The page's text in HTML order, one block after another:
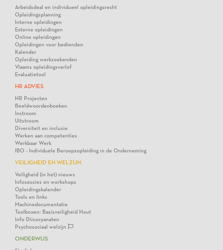
Arbeidsdeal en individueel opleidingsrecht
Opleidingsplanning
Interne opleidingen
Externe opleidingen
Online opleidingen
Opleidingen voor bedienden
Kalender
Opleiding werkzoekenden
Vlaams opleidingsverlof
Evaluatietool
HR ADVIES
HR Projecten
Beeldwoordenboeken
Instroom
Uitstroom
Diversiteit en inclusie
Werken aan competenties
Werkbaar Werk
IBO - Individuele Beroepsopleiding in de Onderneming
VEILIGHEID EN WELZIJN
Veiligheid (in het) nieuws
Infosessies en workshops
Opleidingskalender
Tools en links
Machinedocumentatie
Toolboxen: Basisveiligheid Hout
Info Diisocyanaten
Psychosociaal welzijn
ONDERWIJS